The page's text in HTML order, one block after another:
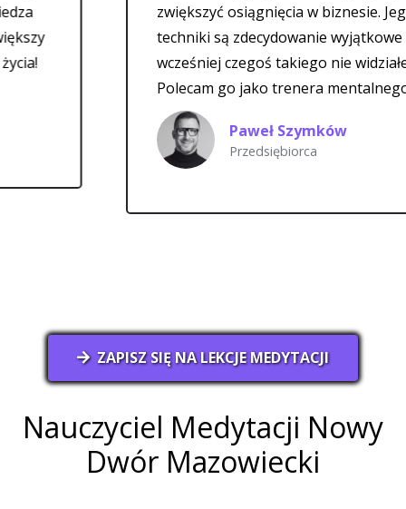
zwiększyć osiągnięcia w biznesie. Jego
techniki są zdecydowanie wyjątkowe – nigdy
wcześniej czegoś takiego nie widziałem.
Polecam go jako trenera mentalnego.
Paweł Szymków
Przedsiębiorca
ZAPISZ SIĘ NA LEKCJE MEDYTACJI
Nauczyciel Medytacji Nowy
Dwór Mazowiecki